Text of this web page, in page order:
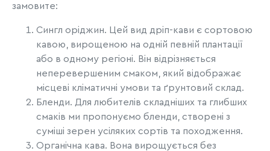
замовите:
Сингл оріджин. Цей вид дріп-кави є сортовою
кавою, вирощеною на одній певній плантації
або в одному регіоні. Він відрізняється
неперевершеним смаком, який відображає
місцеві кліматичні умови та ґрунтовий склад.
Бленди. Для любителів складніших та глибших
смаків ми пропонуємо бленди, створені з
суміші зерен усіляких сортів та походження.
Органічна кава. Вона вирощується без